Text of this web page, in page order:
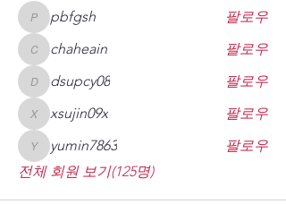
pbfgshpbfgsh 팔로우
chaheain
chaheain 팔로우
dsupcy08
dsupcy08 팔로우
xsujin09x
xsujin09x 팔로우
yumin7863
yumin7863
팔로우
전체 회원 보기(125명)